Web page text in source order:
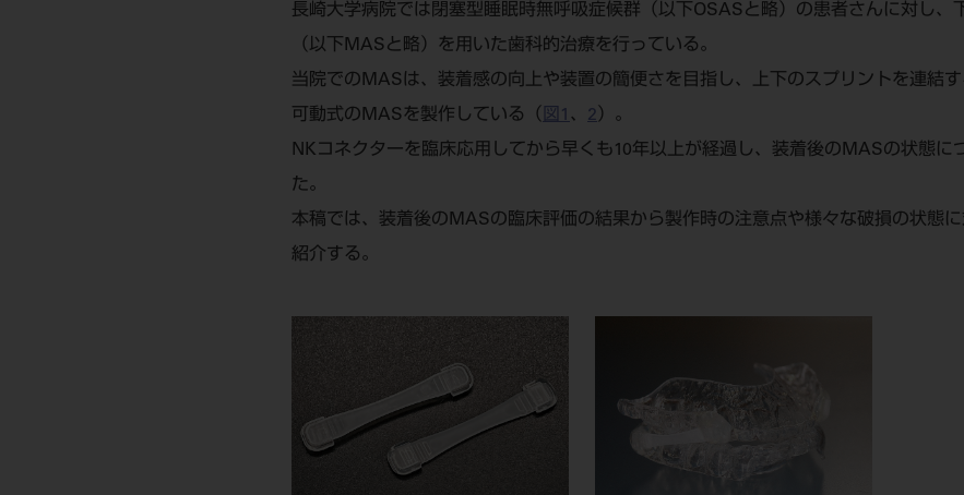
長崎大学病院では閉塞型睡眠時無呼吸症候群（以下OSASと略）の患者さんに対し、
（以下MASと略）を用いた歯科的治療を行っている。
当院でのMASは、装着感の向上や装置の簡便さを目指し、上下のスプリントを連結
可動式のMASを製作している（ 図1 、 2 ）。
NKコネクターを臨床応用してから早くも10年以上が経過し、装着後のMASの状態に
た。
本稿では、装着後のMASの臨床評価の結果から製作時の注意点や様々な破損の状態
紹介する。